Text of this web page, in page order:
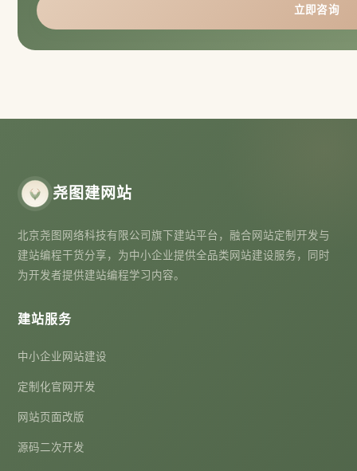
立即咨询
尧图建网站
北京尧图网络科技有限公司旗下建站平台，融合网站定制开发与
建站编程干货分享，为中小企业提供全品类网站建设服务，同时
为开发者提供建站编程学习内容。
建站服务
中小企业网站建设
定制化官网开发
网站页面改版
源码二次开发